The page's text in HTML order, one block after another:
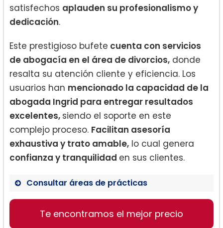
satisfechos aplauden su profesionalismo y
dedicación.
Este prestigioso bufete cuenta con servicios
de abogacía en el área de divorcios, donde
resalta su atención cliente y eficiencia. Los
usuarios han mencionado la capacidad de la
abogada Ingrid para entregar resultados
excelentes, siendo el soporte en este
complejo proceso. Facilitan asesoría
exhaustiva y trato amable, lo cual genera
confianza y tranquilidad en sus clientes.
Consultar áreas de prácticas
Derecho de familia
Te encontramos el mejor precio